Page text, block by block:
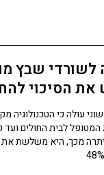
הסיכוי
עולה כי
המטופל לבית החולים
יתרה מכך, היא משלשת